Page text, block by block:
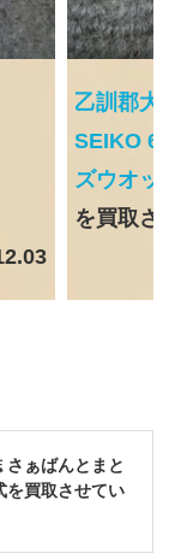
乙訓郡大
SEIKO
ズウオッ
を買取さ
さぁばんとまと
を買取させてい